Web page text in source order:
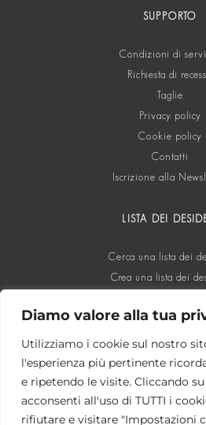
Diamo valore alla tua
Utilizziamo i cookie sul nostro
l'esperienza più pertinente
e ripetendo le visite. Cliccando
acconsenti all'uso di TUTTI i
rifiutare e visitare "Impostazioni
SUPPORTO
Condizioni di
Richiesta di
Taglie
Privacy policy
Cookie policy
Contatti
Iscrizione alla
LISTA DEI
Cerca una lista dei
Crea una lista dei
SOCIAL